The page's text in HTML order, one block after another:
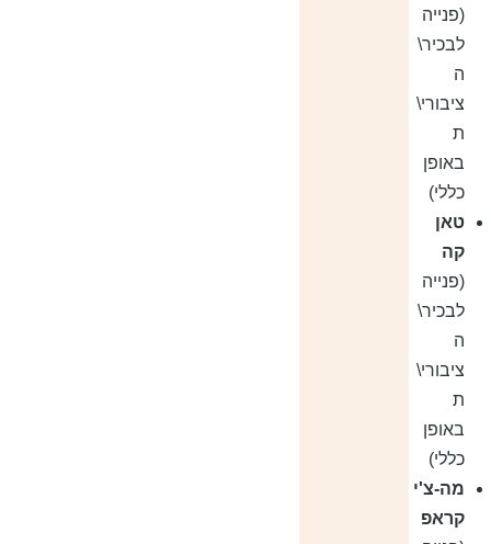
(פנייה
לבכיר\
ה
ציבורי\
ת
באופן
כללי)
טאן
קה
(פנייה
לבכיר\
ה
ציבורי\
ת
באופן
כללי)
מה-צ'י
קראפ